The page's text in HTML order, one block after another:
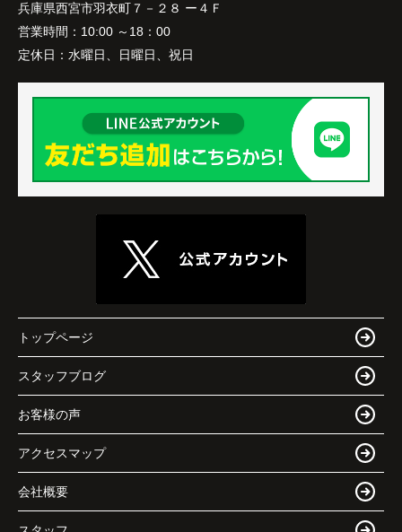
兵庫県西宮市羽衣町７－２８ ー４Ｆ
営業時間： 10:00 ～18：00
定休日： 水曜日、日曜日、祝日
トップページ
スタッフブログ
お客様の声
アクセスマップ
会社概要